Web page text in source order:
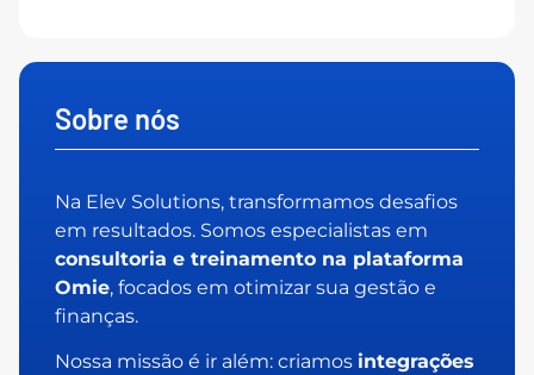
Sobre nós
Na Elev Solutions, transformamos desafios
em resultados. Somos especialistas em
consultoria e treinamento na plataforma
Omie, focados em otimizar sua gestão e
finanças.
Nossa missão é ir além: criamos integrações